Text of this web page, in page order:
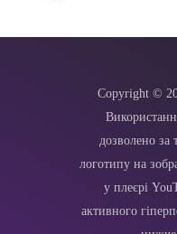
Copyright ©
дозволено за
логотипу на
у плеєрі
активного